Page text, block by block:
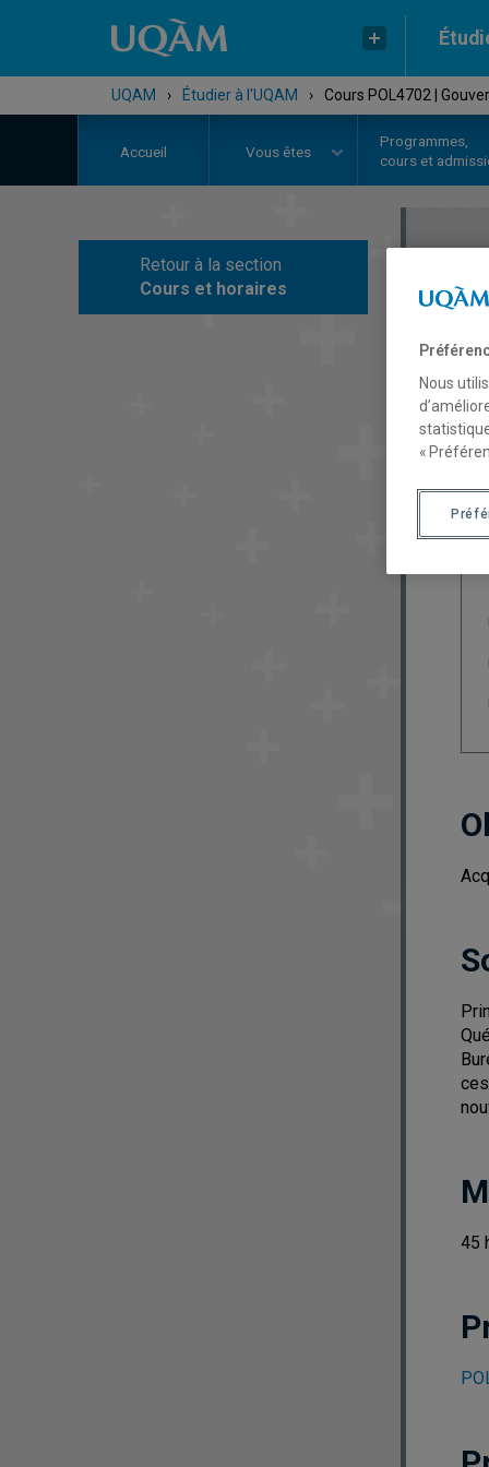
UQAM › Étudier à l'UQAM › Cours POL4702 |
Accueil Vous êtes
Programmes,
cours et
Retour à la section
Cours et horaires
45
Nous
«